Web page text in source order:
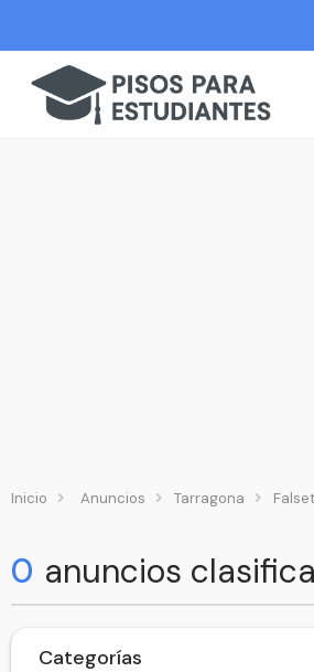
Inicio Anuncios Tarragona Falset
0 anuncios
Categorías